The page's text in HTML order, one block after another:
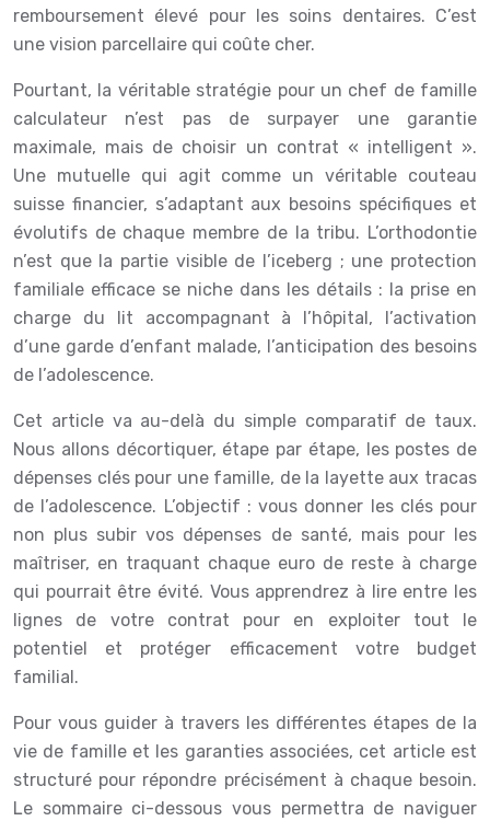
remboursement élevé pour les soins dentaires. C’est
une vision parcellaire qui coûte cher.
Pourtant, la véritable stratégie pour un chef de famille
calculateur n’est pas de surpayer une garantie
maximale, mais de choisir un contrat « intelligent ».
Une mutuelle qui agit comme un véritable couteau
suisse financier, s’adaptant aux besoins spécifiques et
évolutifs de chaque membre de la tribu. L’orthodontie
n’est que la partie visible de l’iceberg ; une protection
familiale efficace se niche dans les détails : la prise en
charge du lit accompagnant à l’hôpital, l’activation
d’une garde d’enfant malade, l’anticipation des besoins
de l’adolescence.
Cet article va au-delà du simple comparatif de taux.
Nous allons décortiquer, étape par étape, les postes de
dépenses clés pour une famille, de la layette aux tracas
de l’adolescence. L’objectif : vous donner les clés pour
non plus subir vos dépenses de santé, mais pour les
maîtriser, en traquant chaque euro de reste à charge
qui pourrait être évité. Vous apprendrez à lire entre les
lignes de votre contrat pour en exploiter tout le
potentiel et protéger efficacement votre budget
familial.
Pour vous guider à travers les différentes étapes de la
vie de famille et les garanties associées, cet article est
structuré pour répondre précisément à chaque besoin.
Le sommaire ci-dessous vous permettra de naviguer